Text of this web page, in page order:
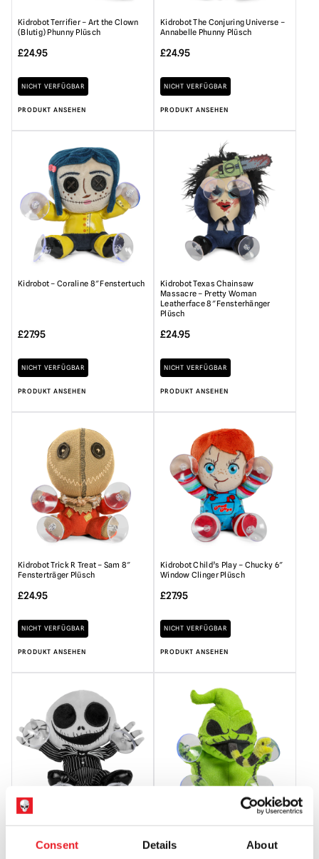
Consent Details About
Kidrobot Terrifier – Art the Clown
(Blutig) Phunny Plüsch
£24.95
NICHT VERFÜGBAR
PRODUKT ANSEHEN
Kidrobot The Conjuring Universe –
Annabelle Phunny Plüsch
£24.95
NICHT VERFÜGBAR
PRODUKT ANSEHEN
Kidrobot – Coraline 8″ Fenstertuch
£27.95
NICHT VERFÜGBAR
PRODUKT ANSEHEN
Kidrobot Texas Chainsaw
Massacre – Pretty Woman
Leatherface 8″ Fensterhänger
Plüsch
£24.95
NICHT VERFÜGBAR
PRODUKT ANSEHEN
Kidrobot Trick R Treat – Sam 8″
Fensterträger Plüsch
£24.95
NICHT VERFÜGBAR
PRODUKT ANSEHEN
Kidrobot Child’s Play – Chucky 6″
Window Clinger Plüsch
£27.95
NICHT VERFÜGBAR
PRODUKT ANSEHEN
Kidrobot The Nightmare Before
Fensteranhänger Plüsch
Kidrobot The Nightmare Before
Fensteranhänger Plüsch